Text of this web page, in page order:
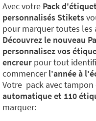
Avec votre Pack
personnalisés Stikets
pour marquer toutes les
Découvrez le nouveau
personnalisez vos
encreur pour tout
commencerl'année à
Votre pack avec
automatique et 110
marquer: